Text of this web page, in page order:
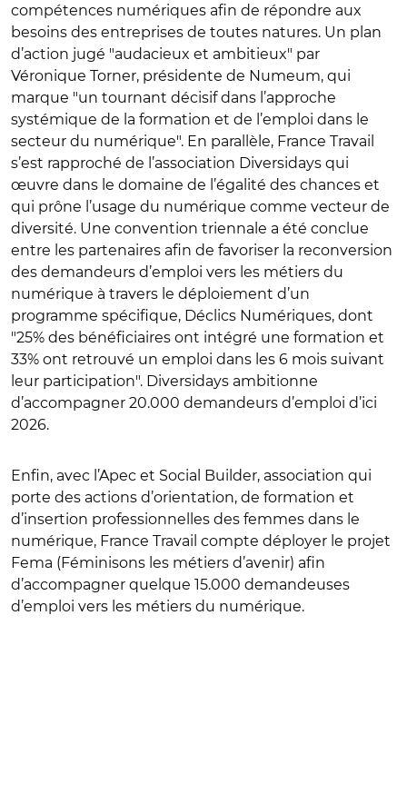
compétences numériques afin de répondre aux
besoins des entreprises de toutes natures. Un plan
d’action jugé "audacieux et ambitieux" par
Véronique Torner, présidente de Numeum, qui
marque "un tournant décisif dans l’approche
systémique de la formation et de l’emploi dans le
secteur du numérique". En parallèle, France Travail
s’est rapproché de l’association Diversidays qui
œuvre dans le domaine de l’égalité des chances et
qui prône l’usage du numérique comme vecteur de
diversité. Une convention triennale a été conclue
entre les partenaires afin de favoriser la reconversion
des demandeurs d’emploi vers les métiers du
numérique à travers le déploiement d’un
programme spécifique, Déclics Numériques, dont
"25% des bénéficiaires ont intégré une formation et
33% ont retrouvé un emploi dans les 6 mois suivant
leur participation". Diversidays ambitionne
d’accompagner 20.000 demandeurs d’emploi d’ici
2026.
Enfin, avec l’Apec et Social Builder, association qui
porte des actions d’orientation, de formation et
d’insertion professionnelles des femmes dans le
numérique, France Travail compte déployer le projet
Fema (Féminisons les métiers d’avenir) afin
d’accompagner quelque 15.000 demandeuses
d’emploi vers les métiers du numérique.